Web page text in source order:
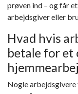
prøven ind – og får
arbejdsgiver eller
Hvad hvis
betale for et
Nogle arbejdsgivere